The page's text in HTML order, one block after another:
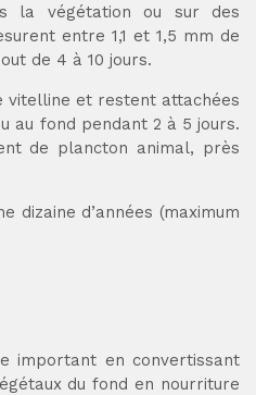
la végétation ou sur des
entre 1,1 et 1,5 mm de
de 4 à 10 jours.
vitelline et restent attachées
au fond pendant 2 à 5 jours.
de plancton animal, près
dizaine d’années (maximum
important en convertissant
du fond en nourriture